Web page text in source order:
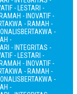
- LESTARI -
- INOVATIF -
- RAMAH -
BERTAKWA -
-
- INTEGRITAS -
- LESTARI -
- INOVATIF -
- RAMAH -
BERTAKWA -
-